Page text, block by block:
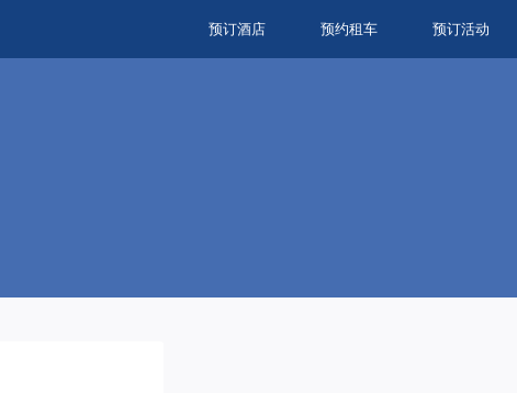
预订活动
预约租车
预订酒店